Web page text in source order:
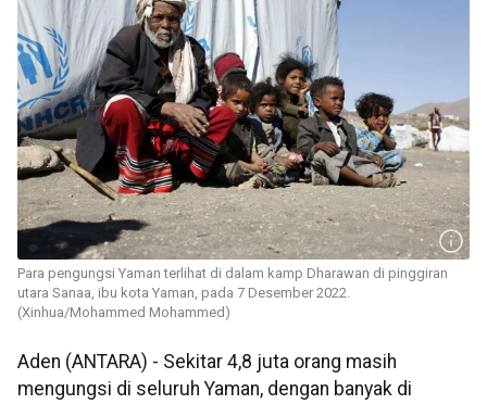
Para pengungsi Yaman terlihat di dalam kamp Dharawan di pinggiran
utara Sanaa, ibu kota Yaman, pada 7 Desember 2022.
(Xinhua/Mohammed Mohammed)
Aden (ANTARA) - Sekitar 4,8 juta orang masih
mengungsi di seluruh Yaman, dengan banyak di